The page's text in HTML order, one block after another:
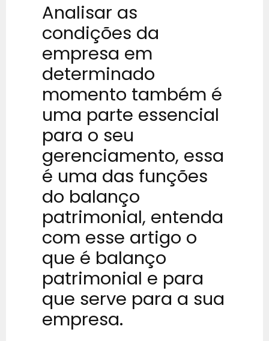
Analisar as
condições da
empresa em
determinado
momento também é
uma parte essencial
para o seu
gerenciamento, essa
é uma das funções
do balanço
patrimonial, entenda
com esse artigo o
que é balanço
patrimonial e para
que serve para a sua
empresa.